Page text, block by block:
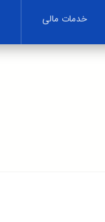
خدمات مالی